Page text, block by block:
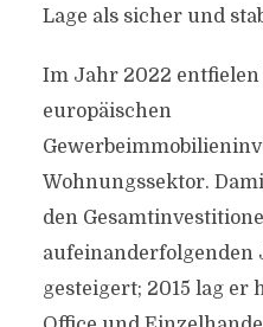
Lage als sicher und
Im Jahr 2022
europäischen
Wohnungssektor.
den
gesteigert; 2015 lag er